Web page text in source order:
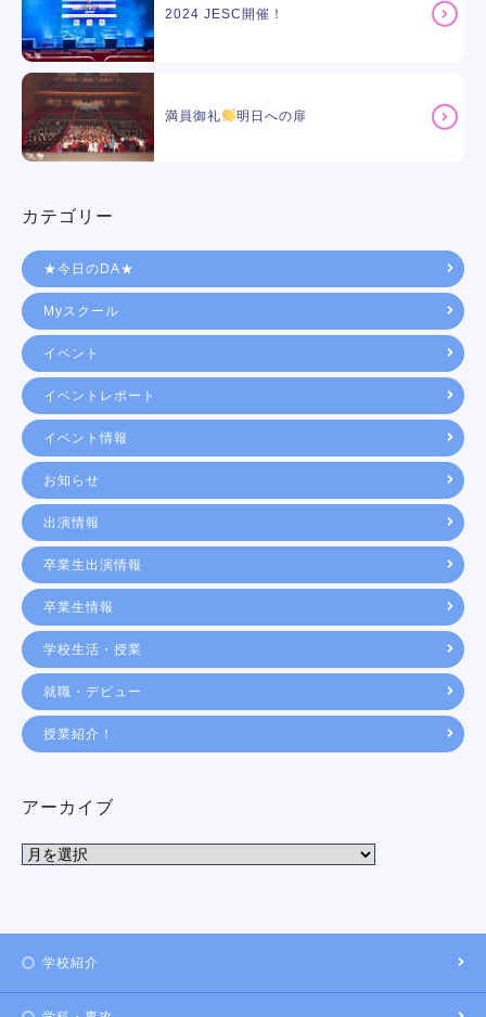
2024 JESC開催！
満員御礼 明日への扉
カテゴリー
★今日のDA★
Myスクール
イベント
イベントレポート
イベント情報
お知らせ
出演情報
卒業生出演情報
卒業生情報
学校生活・授業
就職・デビュー
授業紹介！
アーカイブ
学校紹介